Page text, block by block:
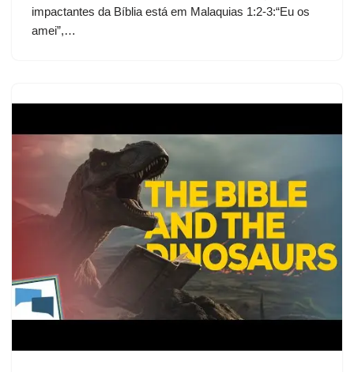
impactantes da Bíblia está em Malaquias 1:2-3:“Eu os
amei”,…